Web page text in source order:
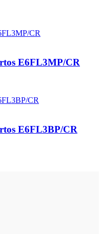
E6FL3MP/CR
E6FL3BP/CR